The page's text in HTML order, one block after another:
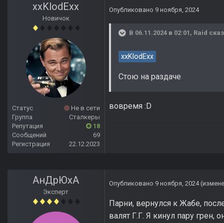
xxKlodExx
Новичок
Статус
Не в сети
Группа
Сталкеры
Репутация
18
Сообщений
69
Регистрация
22.12.2023
Опубликовано 9 ноября, 2024
В 06.11.2024 в 02:01, Raid
xxKlodExx
Стою на раздаче
вовремя :D
АнДрЮхА
Эксперт
Опубликовано 9 ноября, 2024
Парни, вернулся к Жабе,
валят Г.Г. Я кинул пару грен,